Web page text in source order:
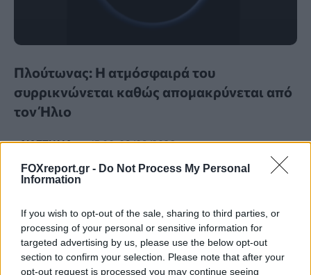
FOXreport.gr - Do Not Process My Personal
Information
If you wish to opt-out of the sale, sharing to third parties, or
processing of your personal or sensitive information for
targeted advertising by us, please use the below opt-out
section to confirm your selection. Please note that after your
opt-out request is processed you may continue seeing
Πλούτωνας: Η ατμόσφαιρά του
συρρικνώνεται καθώς απομακρύνεται από
τον Ήλιο
ΔΙΆΣΤΗΜΑ 15:00, 08/08/2026